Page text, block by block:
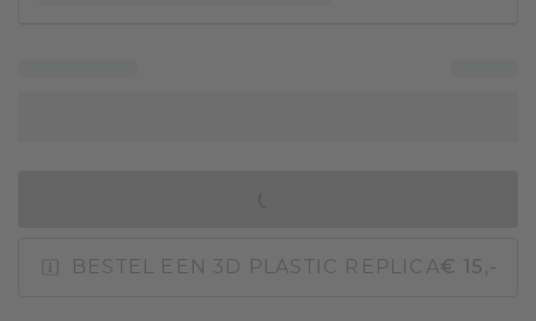
BESTEL EEN 3D PLASTIC REPLICA€ 15,-